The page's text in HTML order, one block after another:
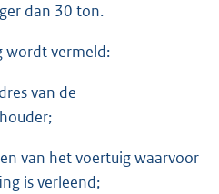
dan 30 ton.
wordt vermeld:
van de
van het voertuig waarvoor
is verleend;